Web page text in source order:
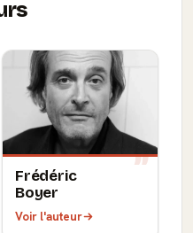
Frédéric
Boyer
Voir l'auteur